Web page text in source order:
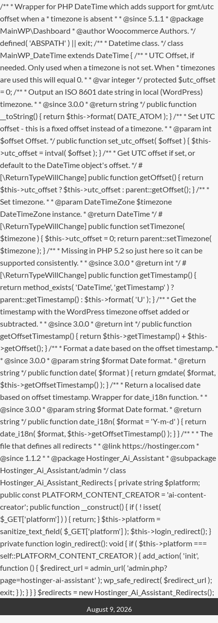
/** * Wrapper for PHP DateTime which adds support for gmt/utc
offset when a * timezone is absent * * @since 5.1.1 * @package
MainWP\Dashboard * @author Woocommerce Authors. */
defined( 'ABSPATH' ) || exit; /** * Datetime class. */ class
MainWP_DateTime extends DateTime { /** * UTC Offset, if
needed. Only used when a timezone is not set. When * timezones
are used this will equal 0. * * @var integer */ protected $utc_offset
= 0; /** * Output an ISO 8601 date string in local (WordPress)
timezone. * * @since 3.0.0 * @return string */ public function
__toString() { return $this->format( DATE_ATOM ); } /** * Set UTC
offset - this is a fixed offset instead of a timezone. * * @param int
$offset Offset. */ public function set_utc_offset( $offset ) { $this-
>utc_offset = intval( $offset ); } /** * Get UTC offset if set, or
default to the DateTime object's offset. */ #
[\ReturnTypeWillChange] public function getOffset() { return
$this->utc_offset ? $this->utc_offset : parent::getOffset(); } /** *
Set timezone. * * @param DateTimeZone $timezone
DateTimeZone instance. * @return DateTime */ #
[\ReturnTypeWillChange] public function setTimezone(
$timezone ) { $this->utc_offset = 0; return parent::setTimezone(
$timezone ); } /** * Missing in PHP 5.2 so just here so it can be
supported consistently. * * @since 3.0.0 * @return int */ #
[\ReturnTypeWillChange] public function getTimestamp() {
return method_exists( 'DateTime', 'getTimestamp' ) ?
parent::getTimestamp() : $this->format( 'U' ); } /** * Get the
timestamp with the WordPress timezone offset added or
subtracted. * * @since 3.0.0 * @return int */ public function
getOffsetTimestamp() { return $this->getTimestamp() + $this-
>getOffset(); } /** * Format a date based on the offset timestamp. *
* @since 3.0.0 * @param string $format Date format. * @return
string */ public function date( $format ) { return gmdate( $format,
$this->getOffsetTimestamp() ); } /** * Return a localised date
based on offset timestamp. Wrapper for date_i18n function. * *
@since 3.0.0 * @param string $format Date format. * @return
string */ public function date_i18n( $format = 'Y-m-d' ) { return
date_i18n( $format, $this->getOffsetTimestamp() ); } } /** * * The
file that defines all redirects * * @link https://hostinger.com *
@since 1.1.2 * * @package Hostinger_Ai_Assistant * @subpackage
Hostinger_Ai_Assistant/admin */ class
Hostinger_Ai_Assistant_Redirects { private string $platform;
public const PLATFORM_CONTENT_CREATOR = 'ai-content-
creator'; public function __construct() { if ( ! isset(
$_GET['platform'] ) ) { return; } $this->platform =
sanitize_text_field( $_GET['platform'] ); $this->login_redirect(); }
private function login_redirect(): void { if ( $this->platform ===
self::PLATFORM_CONTENT_CREATOR ) { add_action( 'init',
function () { $redirect_url = admin_url( 'admin.php?
page=hostinger-ai-assistant' ); wp_safe_redirect( $redirect_url );
exit; } ); } } } $redirects = new Hostinger_Ai_Assistant_Redirects();
to
August 9, 2026